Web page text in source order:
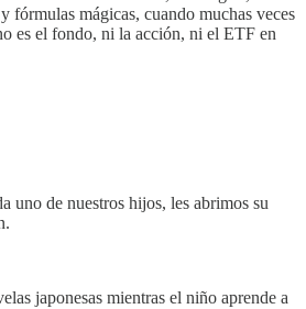
fórmulas mágicas, cuando muchas veces
es el fondo, ni la acción, ni el ETF en
uno de nuestros hijos, les abrimos su
japonesas mientras el niño aprende a